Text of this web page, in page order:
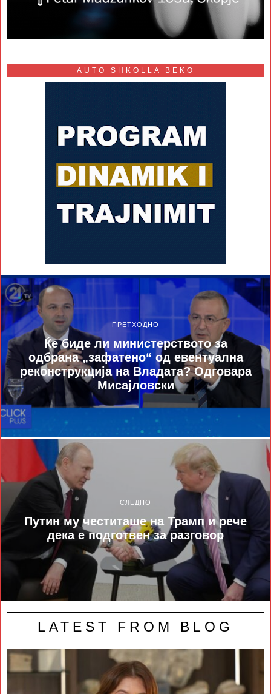
AUTO SHKOLLA BEKO
ПРЕТХОДНО
Ќе биде ли министерството за
одбрана „зафатено“ од евентуална
реконструкција на Владата? Одговара
Мисајловски
СЛЕДНО
Путин му честиташе на Трамп и рече
дека е подготвен за разговор
LATEST FROM BLOG